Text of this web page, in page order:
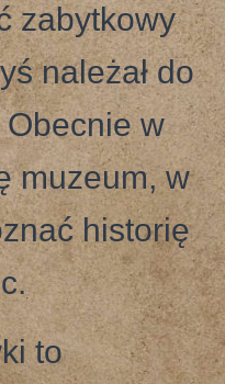
zabytkowy
należał do
w
muzeum, w
historię
to